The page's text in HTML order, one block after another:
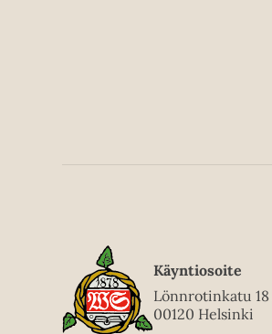
Käyntiosoite
Lönnrotinkatu 18
00120 Helsinki